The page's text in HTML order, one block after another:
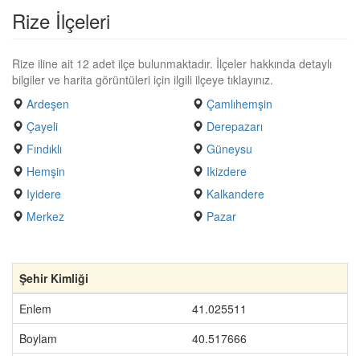
Rize İlçeleri
Rize iline ait 12 adet ilçe bulunmaktadır. İlçeler hakkında detaylı
bilgiler ve harita görüntüleri için ilgili ilçeye tıklayınız.
Ardeşen
Çamlıhemşin
Çayeli
Derepazarı
Fındıklı
Güneysu
Hemşin
Ikizdere
Iyidere
Kalkandere
Merkez
Pazar
Şehir Kimliği
Enlem
41.025511
Boylam
40.517666